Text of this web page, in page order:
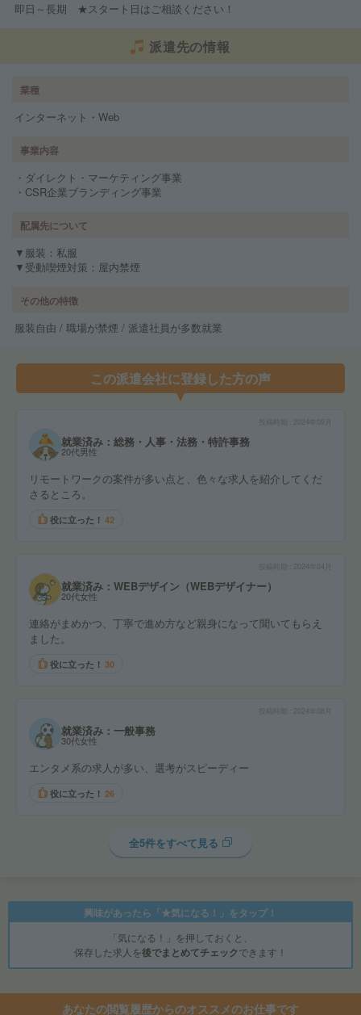
即日～長期 ★スタート日はご相談ください！
派遣先の情報
業種
インターネット・Web
事業内容
・ダイレクト・マーケティング事業
・CSR企業ブランディング事業
配属先について
▼服装：私服
▼受動喫煙対策：屋内禁煙
その他の特徴
服装自由 / 職場が禁煙 / 派遣社員が多数就業
この派遣会社に登録した方の声
2024年09月
就業済み：総務・人事・法務・特許事務
20代男性
リモートワークの案件が多い点と、色々な求人を紹介してくだ
さるところ。
役に立った！ 42
2024年04月
就業済み：WEBデザイン（WEBデザイナー）
20代女性
連絡がまめかつ、丁寧で進め方など親身になって聞いてもらえ
ました。
役に立った！ 30
2024年08月
就業済み：一般事務
30代女性
エンタメ系の求人が多い、選考がスピーディー
役に立った！ 26
全5件をすべて見る
興味があったら「★気になる！」をタップ！
「気になる！」を押しておくと、
保存した求人を後でまとめてチェックできます！
あなたの閲覧履歴からのオススメのお仕事です